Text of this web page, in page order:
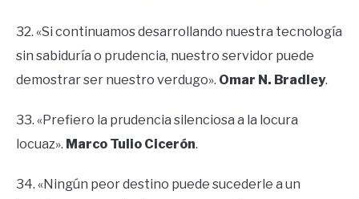
32. «Si continuamos desarrollando nuestra tecnología
sin sabiduría o prudencia, nuestro servidor puede
demostrar ser nuestro verdugo». Omar N. Bradley.
33. «Prefiero la prudencia silenciosa a la locura
locuaz». Marco Tulio Cicerón.
34. «Ningún peor destino puede sucederle a un